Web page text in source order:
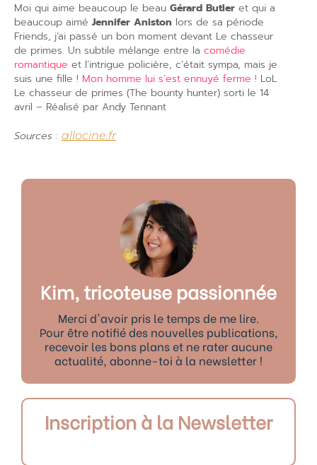
Moi qui aime beaucoup le beau Gérard Butler et qui a
beaucoup aimé Jennifer Aniston lors de sa période
Friends, j’ai passé un bon moment devant Le chasseur
de primes. Un subtile mélange entre la comédie
romantique et l’intrigue policière, c’était sympa, mais je
suis une fille ! Mon homme lui s’est ennuyé ferme ! LoL
Le chasseur de primes (The bounty hunter) sorti le 14
avril – Réalisé par Andy Tennant
Sources : allocine.fr
Kim, tricoteuse passionnée
Merci d'avoir pris le temps de me lire.
Pour être notifié des nouvelles publications,
recevoir les bons plans et ne rater aucune
actualité, abonne-toi à la newsletter !
Inscription à la Newsletter